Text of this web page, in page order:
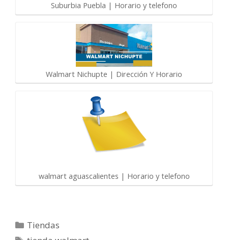
Suburbia Puebla | Horario y telefono
Walmart Nichupte | Dirección Y Horario
walmart aguascalientes | Horario y telefono
Categorías
Tiendas